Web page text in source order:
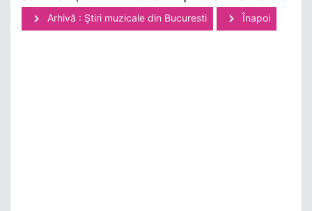
Arhivă : Ştiri muzicale din Bucuresti Înapoi